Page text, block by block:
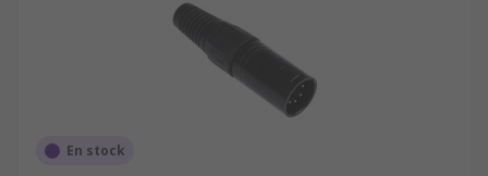
En stock